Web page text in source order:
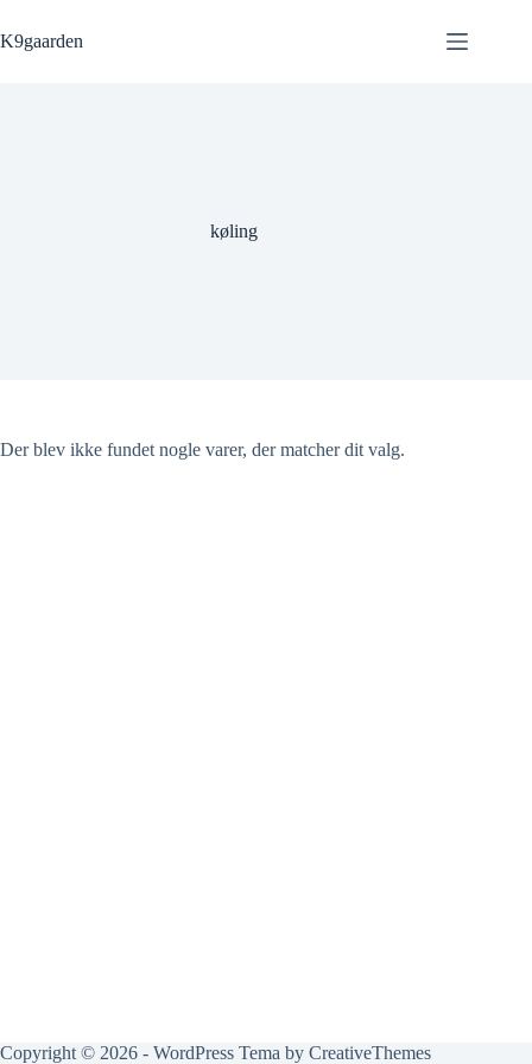
til
indhold
K9gaarden
køling
Der blev ikke fundet nogle varer, der matcher dit valg.
Copyright © 2026 - WordPress Tema by CreativeThemes